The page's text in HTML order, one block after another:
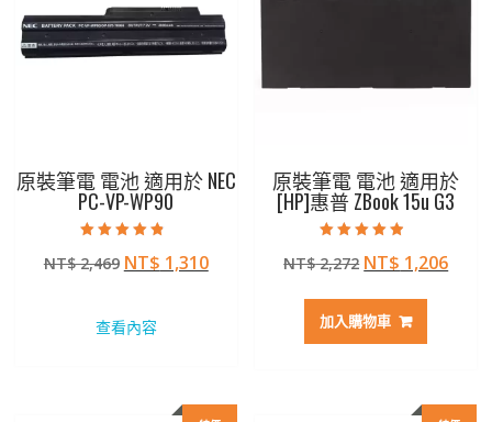
原裝筆電 電池 適用於 NEC
PC-VP-WP90
4.50
滿分 5
NT$2,469 原
格：
NT$ 1,310目
查看內容
原裝筆電 電池 適用於
[HP]惠普 ZBook 15u G3
4.50
滿分 5
NT$2,272 原
價
格：
NT$ 1,206目
加入購物車